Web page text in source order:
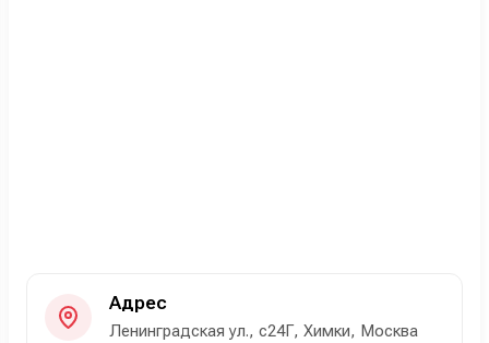
Адрес
Ленинградская ул., с24Г, Химки, Москва